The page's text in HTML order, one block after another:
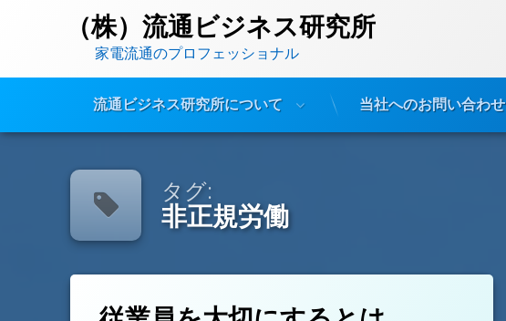
コ
（株）流通ビジネス研究所
家電流通のプロフェッショナル
流通ビジネス研究所について 当社へのお問い合わせ
タグ:
非正規労働